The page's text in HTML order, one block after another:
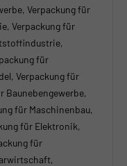
Verpackung für
Verpackung für
für
Verpackung für
Baunebengewerbe,
für Maschinenbau,
für Elektronik,
für